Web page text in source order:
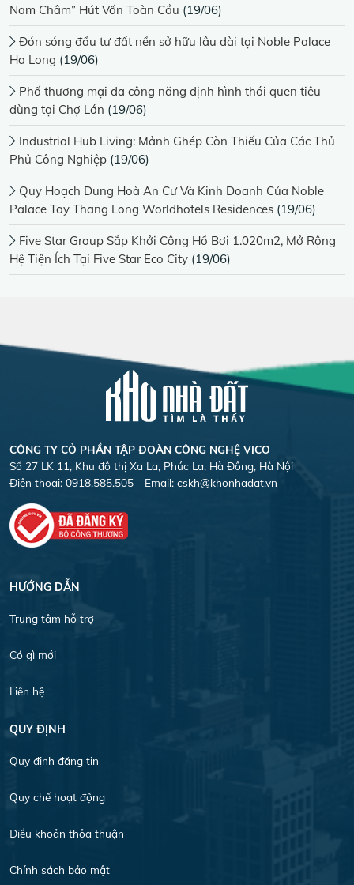
Nam Châm” Hút Vốn Toàn Cầu (19/06)
Đón sóng đầu tư đất nền sở hữu lâu dài tại Noble Palace
Ha Long (19/06)
Phố thương mại đa công năng định hình thói quen tiêu
dùng tại Chợ Lớn (19/06)
Industrial Hub Living: Mảnh Ghép Còn Thiếu Của Các Thủ
Phủ Công Nghiệp (19/06)
Quy Hoạch Dung Hoà An Cư Và Kinh Doanh Của Noble
Palace Tay Thang Long Worldhotels Residences (19/06)
Five Star Group Sắp Khởi Công Hồ Bơi 1.020m2, Mở Rộng
Hệ Tiện Ích Tại Five Star Eco City (19/06)
CÔNG TY CỎ PHẦN TẬP ĐOÀN CÔNG NGHỆ VICO
Số 27 LK 11, Khu đô thị Xa La, Phúc La, Hà Đông, Hà Nội
Điện thoại: 0918.585.505 - Email: cskh@khonhadat.vn
HƯỚNG DẪN
Trung tâm hỗ trợ
Có gì mới
Liên hệ
QUY ĐỊNH
Quy định đăng tin
Quy chế hoạt động
Điều khoản thỏa thuận
Chính sách bảo mật